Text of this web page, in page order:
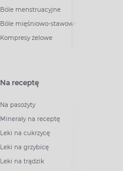
Bóle menstruacyjne
Bóle mięśniowo-stawowe
Kompresy żelowe
Na receptę
Na pasożyty
Minerały na receptę
Leki na cukrzycę
Leki na grzybicę
Leki na trądzik